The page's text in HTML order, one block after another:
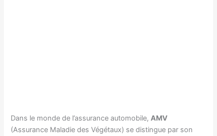
Dans le monde de l’assurance automobile,AMV
(Assurance Maladie des Végétaux) se distingue par son